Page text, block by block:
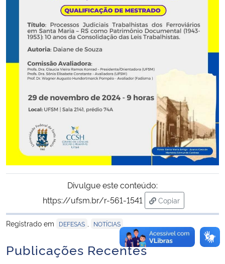
Secretaria de Governo
Advocacia-Geral da União
Banco Central do Brasil
Divulgue este conteúdo:
https://ufsm.br/r-561-1541
Copiar
para área de
Registrado em
DEFESAS NOTÍCIAS
Publicações Recentes